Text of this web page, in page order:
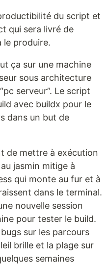
du script et
qui sera livré de
le produire.
ça sur une machine
sous architecture
serveur”. Le script
avec buildx pour le
dans un but de
de mettre à exécution
jasmin mitige à
qui monte au fur et à
dans le terminal.
nouvelle session
pour tester le build.
sur les parcours
brille et la plage sur
semaines